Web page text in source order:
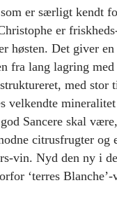
er særligt kendt
er
høsten. Det giver
fra lang lagring
med stor
velkendte
Sancere skal
citrusfrugter og
vin. Nyd den ny i
‘terres